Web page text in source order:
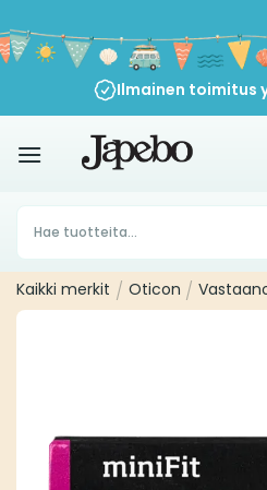
sisältöön
Ilmainen toimitus
Products
search
Kaikki merkit / Oticon /